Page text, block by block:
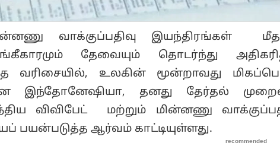
வாக்குப்பதிவு இயந்திரங்கள்
தேவையும் தொடர்ந்து
வரிசையில், உலகின் மூன்றாவது
இந்தோனேஷியா, தனது தேர்தல்
விவிபேட் மற்றும் மின்னணு
பயன்படுத்த ஆர்வம் காட்டியுள்ளது.